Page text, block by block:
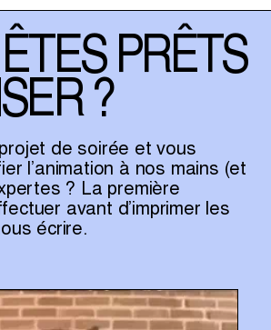
PRÊTS
?
de soirée et vous
l’animation à nos mains (et
? La première
avant d’imprimer les
écrire.